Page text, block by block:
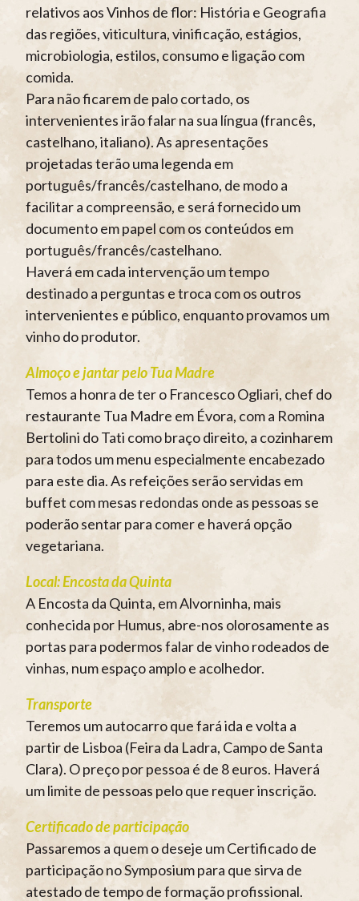
relativos aos Vinhos de flor: História e Geografia
das regiões, viticultura, vinificação, estágios,
microbiologia, estilos, consumo e ligação com
comida.
Para não ficarem de palo cortado, os
intervenientes irão falar na sua língua (francês,
castelhano, italiano). As apresentações
projetadas terão uma legenda em
português/francês/castelhano, de modo a
facilitar a compreensão, e será fornecido um
documento em papel com os conteúdos em
português/francês/castelhano.
Haverá em cada intervenção um tempo
destinado a perguntas e troca com os outros
intervenientes e público, enquanto provamos um
vinho do produtor.
Almoço e jantar pelo Tua Madre
Temos a honra de ter o Francesco Ogliari, chef do
restaurante Tua Madre em Évora, com a Romina
Bertolini do Tati como braço direito, a cozinharem
para todos um menu especialmente encabezado
para este dia. As refeições serão servidas em
buffet com mesas redondas onde as pessoas se
poderão sentar para comer e haverá opção
vegetariana.
Local: Encosta da Quinta
A Encosta da Quinta, em Alvorninha, mais
conhecida por Humus, abre-nos olorosamente as
portas para podermos falar de vinho rodeados de
vinhas, num espaço amplo e acolhedor.
Transporte
Teremos um autocarro que fará ida e volta a
partir de Lisboa (Feira da Ladra, Campo de Santa
Clara). O preço por pessoa é de 8 euros. Haverá
um limite de pessoas pelo que requer inscrição.
Certificado de participação
Passaremos a quem o deseje um Certificado de
participação no Symposium para que sirva de
atestado de tempo de formação profissional.